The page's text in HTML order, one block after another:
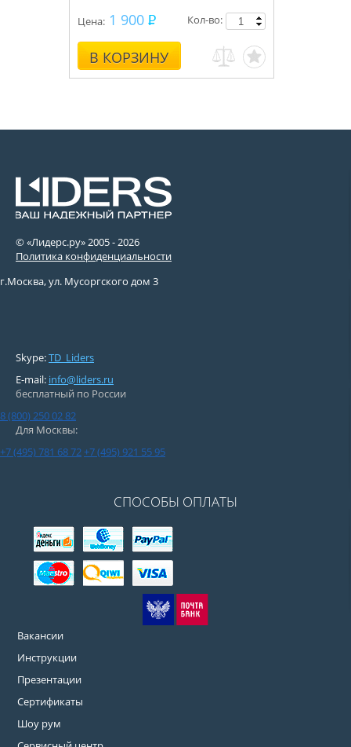
Цена: 1 900
В КОРЗИНУ
Кол-во:
© «Лидерс.ру» 2005 -2026
Политика конфиденциальности
г.Москва, ул. Мусоргского дом 3
Skype:TD_Liders
E-mail: info@liders.ru
бесплатный по России
8 (800) 250 02 82
Для Москвы:
+7 (495) 781 68 72+7 (495) 921 55 95
СПОСОБЫ ОПЛАТЫ
Вакансии
Инструкции
Презентации
Сертификаты
Шоу рум